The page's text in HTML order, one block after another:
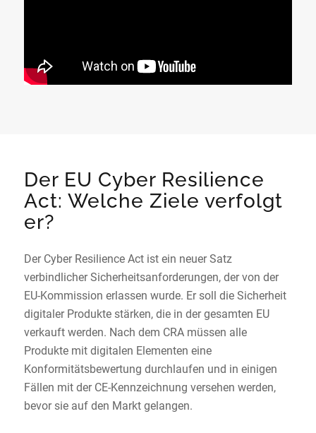
Der EU Cyber Resilience
Act: Welche Ziele verfolgt
er?
Der Cyber Resilience Act ist ein neuer Satz
verbindlicher Sicherheitsanforderungen, der von der
EU-Kommission erlassen wurde. Er soll die Sicherheit
digitaler Produkte stärken, die in der gesamten EU
verkauft werden. Nach dem CRA müssen alle
Produkte mit digitalen Elementen eine
Konformitätsbewertung durchlaufen und in einigen
Fällen mit der CE-Kennzeichnung versehen werden,
bevor sie auf den Markt gelangen.